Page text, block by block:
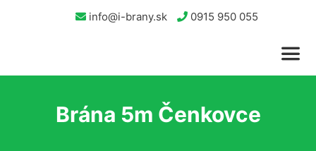
info@i-brany.sk 0915 950 055
Brána 5m Čenkovce